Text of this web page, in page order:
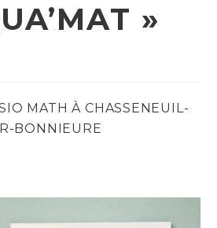
»
MATH À CHASSENEUIL-
BONNIEURE